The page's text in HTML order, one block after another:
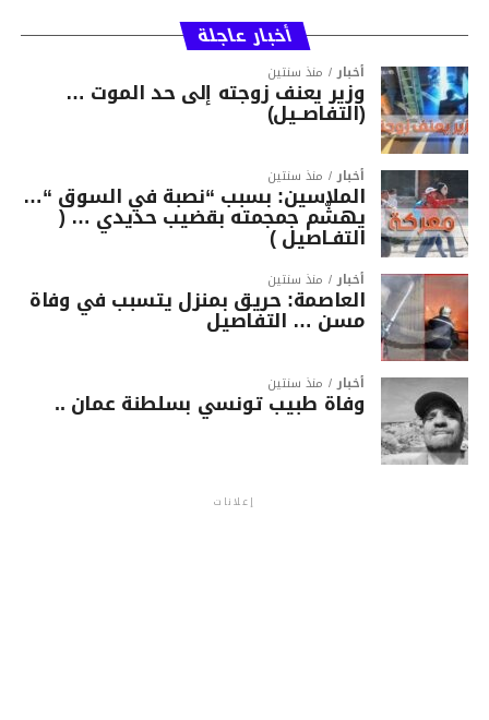
أخبار عاجلة
أخبار منذ سنتين
وزير يعنف زوجته إلى حد الموت …
(التفاصــيل)
أخبار منذ سنتين
الملاسين: بسبب “نصبة في السوق “…
يهشّم جمجمته بقضيب حديدي … (
التفـاصيل )
أخبار منذ سنتين
العاصمة: حريق بمنزل يتسبب في وفاة
مسن … التفاصيل
أخبار منذ سنتين
وفاة طبيب تونسي بسلطنة عمان ..
إعلانات